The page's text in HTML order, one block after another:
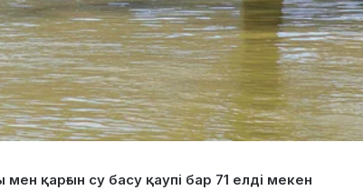
қарғын су басу қаупі бар 71 елді мекен